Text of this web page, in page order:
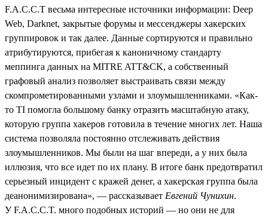
F.A.C.C.T весьма интересные источники информации: Deep
Web, Darknet, закрытые форумы и мессенджеры хакерских
группировок и так далее. Данные сортируются и правильно
атрибутируются, прибегая к каноничному стандарту
меппинга данных на MITRE ATT&CK, а собственный
графовый анализ позволяет выстраивать связи между
скомпрометированными узлами и злоумышленниками. «Как-
то TI помогла большому банку отразить масштабную атаку,
которую группа хакеров готовила в течение многих лет. Наша
система позволяла постоянно отслеживать действия
злоумышленников. Мы были на шаг впереди, а у них была
иллюзия, что все идет по их плану. В итоге банк предотвратил
серьезный инцидент с кражей денег, а хакерская группа была
деанонимизирована», — рассказывает Евгений Чунихин.
У F.A.C.C.T. много подобных историй — но они не для